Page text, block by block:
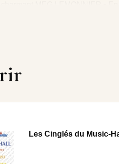
hour with you MAURICE
du pirate LYS GAUTY •
• Je t’ai donné mon cœur
GILLES & JULIEN.
Les Cinglés du Music-